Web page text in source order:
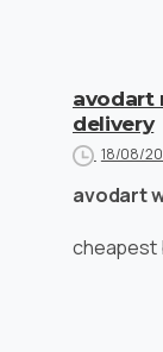
avodart
delivery
18/08/
avodart
cheapest